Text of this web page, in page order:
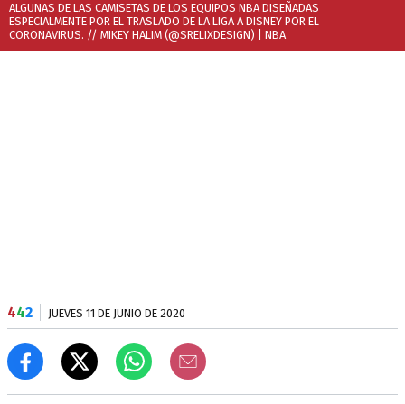
ALGUNAS DE LAS CAMISETAS DE LOS EQUIPOS NBA DISEÑADAS
ESPECIALMENTE POR EL TRASLADO DE LA LIGA A DISNEY POR EL
CORONAVIRUS. // MIKEY HALIM (@SRELIXDESIGN) | NBA
442 JUEVES 11 DE JUNIO DE 2020